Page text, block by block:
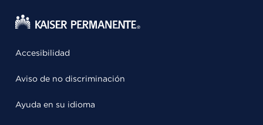
Accesibilidad
Aviso de no discriminación
Ayuda en su idioma